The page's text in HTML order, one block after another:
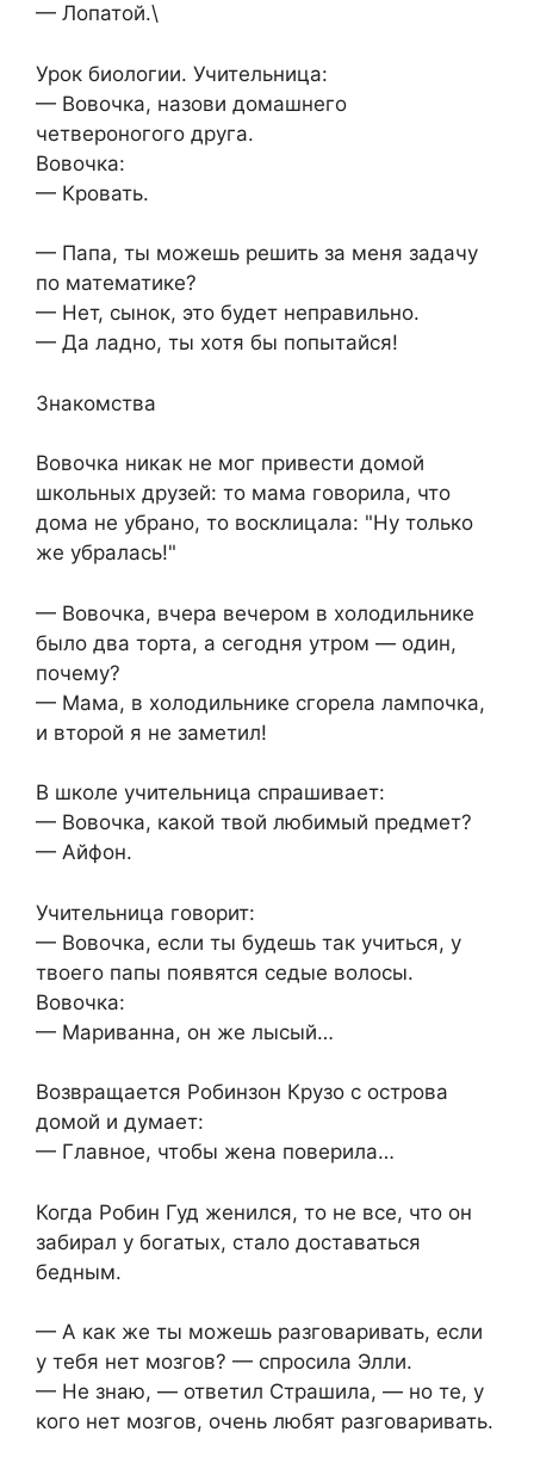
— Лопатой.\
Урок биологии. Учительница:
— Вовочка, назови домашнего
четвероногого друга.
Вовочка:
— Кровать.
— Папа, ты можешь решить за меня задачу
по математике?
— Нет, сынок, это будет неправильно.
— Да ладно, ты хотя бы попытайся!
Знакомства
Вовочка никак не мог привести домой
школьных друзей: то мама говорила, что
дома не убрано, то восклицала: "Ну только
же убралась!"
— Вовочка, вчера вечером в холодильнике
было два торта, а сегодня утром — один,
почему?
— Мама, в холодильнике сгорела лампочка,
и второй я не заметил!
В школе учительница спрашивает:
— Вовочка, какой твой любимый предмет?
— Айфон.
Учительница говорит:
— Вовочка, если ты будешь так учиться, у
твоего папы появятся седые волосы.
Вовочка:
— Мариванна, он же лысый…
Возвращается Робинзон Крузо с острова
домой и думает:
— Главное, чтобы жена поверила…
Когда Робин Гуд женился, то не все, что он
забирал у богатых, стало доставаться
бедным.
— А как же ты можешь разговаривать, если
у тебя нет мозгов? — спросила Элли.
— Не знаю, — ответил Страшила, — но те, у
кого нет мозгов, очень любят разговаривать.